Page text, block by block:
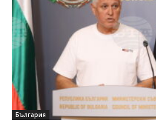
България